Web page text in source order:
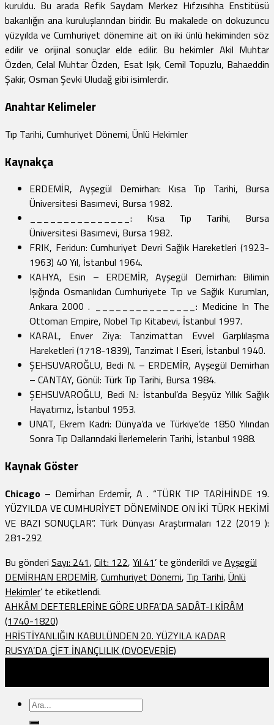
kuruldu. Bu arada Refik Saydam Merkez Hıfzısıhha Enstitüsü
bakanlığın ana kuruluşlarından biridir. Bu makalede on dokuzuncu
yüzyılda ve Cumhuriyet dönemine ait on iki ünlü hekiminden söz
edilir ve orijinal sonuçlar elde edilir. Bu hekimler Akil Muhtar
Özden, Celal Muhtar Özden, Esat Işık, Cemil Topuzlu, Bahaeddin
Şakir, Osman Şevki Uludağ gibi isimlerdir.
Anahtar Kelimeler
Tıp Tarihi, Cumhuriyet Dönemi, Ünlü Hekimler
Kaynakça
ERDEMİR, Ayşegül Demirhan: Kısa Tıp Tarihi, Bursa
Üniversitesi Basımevi, Bursa 1982.
_______________: Kısa Tıp Tarihi, Bursa
Üniversitesi Basımevi, Bursa 1982.
FRIK, Feridun: Cumhuriyet Devri Sağlık Hareketleri (1923-
1963) 40 Yıl, İstanbul 1964.
KAHYA, Esin – ERDEMİR, Ayşegül Demirhan: Bilimin
Işığında Osmanlıdan Cumhuriyete Tıp ve Sağlık Kurumları,
Ankara 2000 . _______________: Medicine In The
Ottoman Empire, Nobel Tıp Kitabevi, İstanbul 1997.
KARAL, Enver Ziya: Tanzimattan Evvel Garplılaşma
Hareketleri (1718-1839), Tanzimat I Eseri, İstanbul 1940.
ŞEHSUVAROĞLU, Bedi N. – ERDEMİR, Ayşegül Demirhan
– CANTAY, Gönül: Türk Tıp Tarihi, Bursa 1984.
ŞEHSUVAROĞLU, Bedi N.: İstanbul’da Beşyüz Yıllık Sağlık
Hayatımız, İstanbul 1953.
UNAT, Ekrem Kadri: Dünya’da ve Türkiye’de 1850 Yılından
Sonra Tıp Dallarındaki İlerlemelerin Tarihi, İstanbul 1988.
Kaynak Göster
Chicago – Demi̇rhan Erdemi̇r, A . “TÜRK TIP TARİHİNDE 19.
YÜZYILDA VE CUMHURİYET DÖNEMİNDE ON İKİ TÜRK HEKİMİ
VE BAZI SONUÇLAR”. Türk Dünyası Araştırmaları 122 (2019 ):
281-292
Bu gönderi Sayı: 241, Cilt: 122, Yıl 41’ te gönderildi ve Ayşegül
DEMİRHAN ERDEMİR, Cumhuriyet Dönemi, Tıp Tarihi, Ünlü
Hekimler’ te etiketlendi.
AHKÂM DEFTERLERİNE GÖRE URFA’DA SADÂT-I KİRÂM
(1740-1820)
HRİSTİYANLIĞIN KABULÜNDEN 20. YÜZYILA KADAR
RUSYA’DA ÇİFT İNANÇLILIK (DVOEVERİE)
Ara: